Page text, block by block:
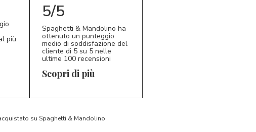
più
5/5
Spaghetti & Mandolino ha
ottenuto un punteggio
medio di soddisfazione del
cliente di 5 su 5 nelle
ultime 100 recensioni
Scopri di più
su Spaghetti & Mandolino